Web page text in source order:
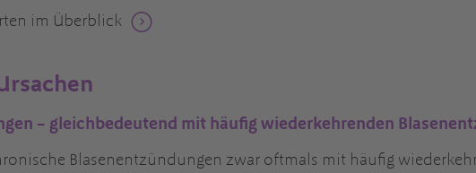
im Überblick
– gleichbedeutend mit häufig wiederkehrenden
Blasenentzündungen zwar oftmals mit häufig